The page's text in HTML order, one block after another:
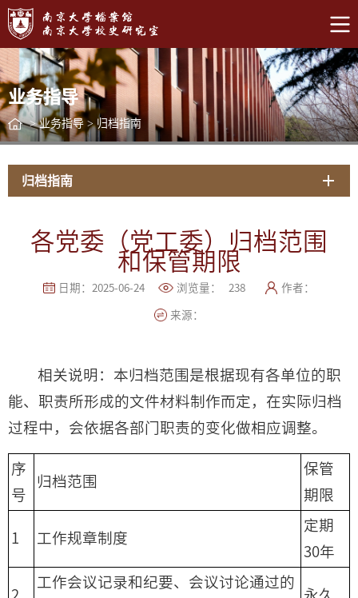
业务指导
> 业务指导 > 归档指南
归档指南
各党委（党工委）归档范围
和保管期限
日期：2025-06-24 浏览量： 238 作者：
来源：
相关说明：本归档范围是根据现有各单位的职
能、职责所形成的文件材料制作而定，在实际归档
过程中，会依据各部门职责的变化做相应调整。
序
号
归档范围
保管
期限
1 工作规章制度
定期
30年
工作会议记录和纪要、会议讨论通过的